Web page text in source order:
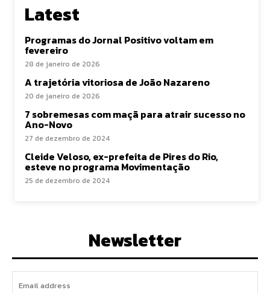
Latest
Programas do Jornal Positivo voltam em
fevereiro
28 de janeiro de 2026
A trajetória vitoriosa de João Nazareno
20 de janeiro de 2026
7 sobremesas com maçã para atrair sucesso no
Ano-Novo
27 de dezembro de 2024
Cleide Veloso, ex-prefeita de Pires do Rio,
esteve no programa Movimentação
25 de dezembro de 2024
Newsletter